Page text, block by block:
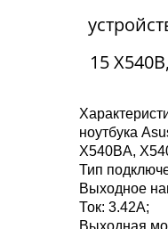
15
ноутбука
X540BA,
Тип
Выходное
Ток: 3.42A;
Выходная